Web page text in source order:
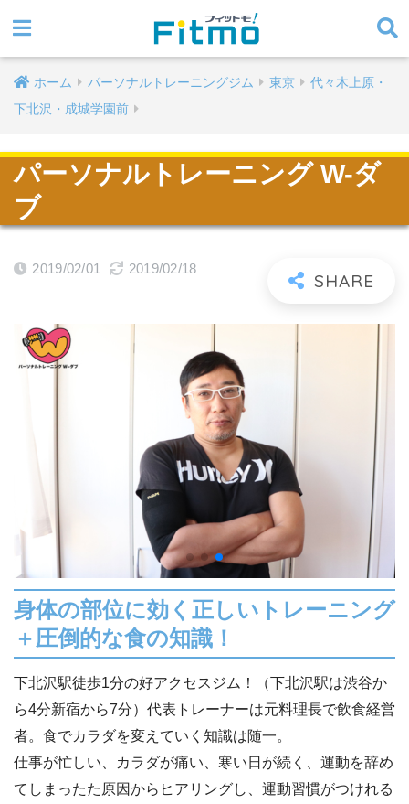
ホーム パーソナルトレーニングジム 東京
代々木上原・
下北沢・成城学園前
パーソナルトレーニング W-ダ
ブ
2019/02/01 2019/02/18
身体の部位に効く正しいトレーニング
＋圧倒的な食の知識！
下北沢駅徒歩1分の好アクセスジム！（下北沢駅は渋谷か
ら4分新宿から7分）代表トレーナーは元料理長で飲食経営
者。食でカラダを変えていく知識は随一。
仕事が忙しい、カラダが痛い、寒い日が続く、運動を辞め
てしまったた原因からヒアリングし、運動習慣がつけれる